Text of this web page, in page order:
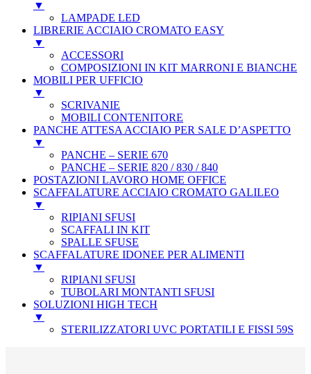
▼
LAMPADE LED
LIBRERIE ACCIAIO CROMATO EASY
▼
ACCESSORI
COMPOSIZIONI IN KIT MARRONI E BIANCHE
MOBILI PER UFFICIO
▼
SCRIVANIE
MOBILI CONTENITORE
PANCHE ATTESA ACCIAIO PER SALE D’ASPETTO
▼
PANCHE – SERIE 670
PANCHE – SERIE 820 / 830 / 840
POSTAZIONI LAVORO HOME OFFICE
SCAFFALATURE ACCIAIO CROMATO GALILEO
▼
RIPIANI SFUSI
SCAFFALI IN KIT
SPALLE SFUSE
SCAFFALATURE IDONEE PER ALIMENTI
▼
RIPIANI SFUSI
TUBOLARI MONTANTI SFUSI
SOLUZIONI HIGH TECH
▼
STERILIZZATORI UVC PORTATILI E FISSI 59S